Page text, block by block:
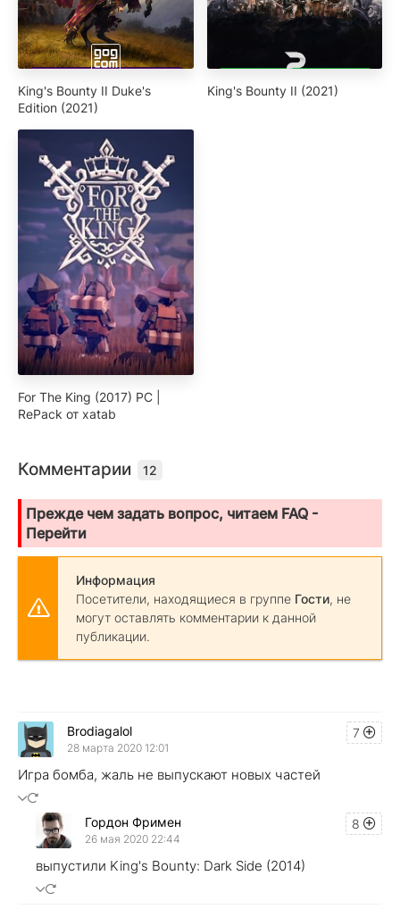
King's Bounty II Duke's
Edition (2021)
King's Bounty II (2021)
For The King (2017) PC |
RePack от xatab
Комментарии 12
Прежде чем задать вопрос, читаем FAQ -
Перейти
Информация
Посетители, находящиеся в группе Гости, не
могут оставлять комментарии к данной
публикации.
7
Brodiagalol
28 марта 2020 12:01
Игра бомба, жаль не выпускают новых частей
8
Гордон Фримен
26 мая 2020 22:44
выпустили King's Bounty: Dark Side (2014)